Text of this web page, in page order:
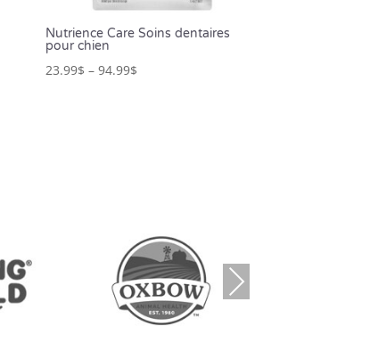
Nutrience Care Soins dentaires
pour chien
23.99$ –94.99$
Nex
t